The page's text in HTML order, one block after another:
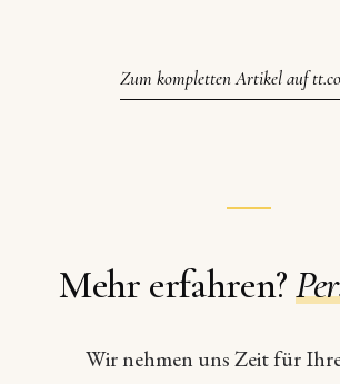
Zum kompletten Artikel auf
Mehr erfahren?
Wir nehmen uns Zeit für